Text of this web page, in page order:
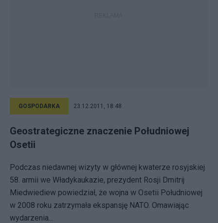
GOSPODARKA 23.12.2011, 18:48
Geostrategiczne znaczenie Południowej
Osetii
Podczas niedawnej wizyty w głównej kwaterze rosyjskiej
58. armii we Władykaukazie, prezydent Rosji Dmitrij
Miedwiediew powiedział, że wojna w Osetii Południowej
w 2008 roku zatrzymała ekspansję NATO. Omawiając
wydarzenia...